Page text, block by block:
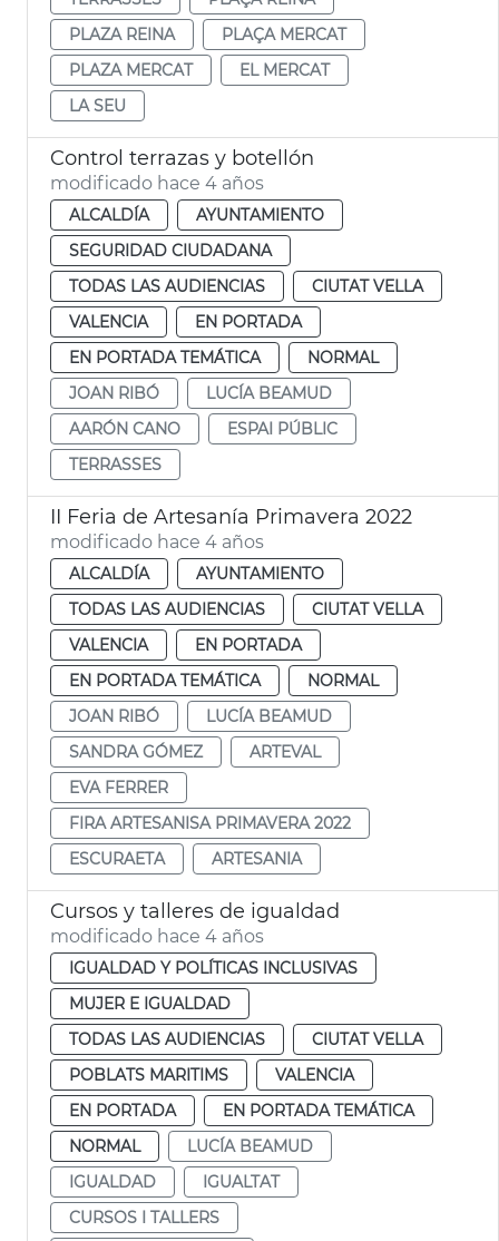
PLAZA REINA
PLAÇA MERCAT
PLAZA MERCAT
EL MERCAT
LA SEU
Control terrazas y botellón
modificado hace 4 años
ALCALDÍA
AYUNTAMIENTO
SEGURIDAD CIUDADANA
TODAS LAS AUDIENCIAS
CIUTAT VELLA
VALENCIA
EN PORTADA
EN PORTADA TEMÁTICA
NORMAL
JOAN RIBÓ
LUCÍA BEAMUD
AARÓN CANO
ESPAI PÚBLIC
TERRASSES
II Feria de Artesanía Primavera 2022
modificado hace 4 años
ALCALDÍA
AYUNTAMIENTO
TODAS LAS AUDIENCIAS
CIUTAT VELLA
VALENCIA
EN PORTADA
EN PORTADA TEMÁTICA
NORMAL
JOAN RIBÓ
LUCÍA BEAMUD
SANDRA GÓMEZ
ARTEVAL
EVA FERRER
FIRA ARTESANISA PRIMAVERA 2022
ESCURAETA
ARTESANIA
Cursos y talleres de igualdad
modificado hace 4 años
IGUALDAD Y POLÍTICAS INCLUSIVAS
MUJER E IGUALDAD
TODAS LAS AUDIENCIAS
CIUTAT VELLA
POBLATS MARITIMS
VALENCIA
EN PORTADA
EN PORTADA TEMÁTICA
NORMAL
LUCÍA BEAMUD
IGUALDAD
IGUALTAT
CURSOS I TALLERS